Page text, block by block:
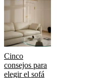
Cinco
consejos para
elegir el sofá